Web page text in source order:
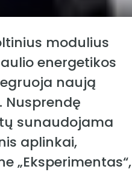
modulius
energetikos
naują
Nusprendę
sunaudojama
aplinkai,
„Eksperimentas“,